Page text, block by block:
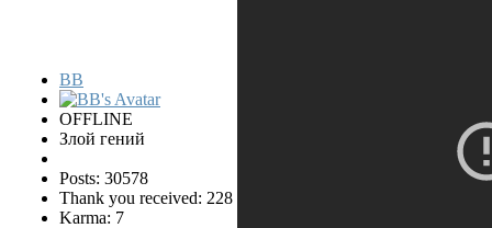
BB
OFFLINE
Злой гений
Posts: 30578
Thank you received: 228
Karma: 7